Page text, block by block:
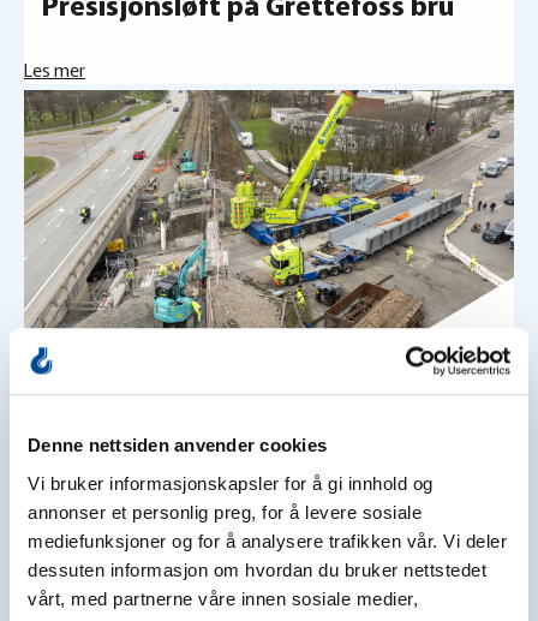
Denne nettsiden anvender cookies
Vi bruker informasjonskapsler for å gi innhold og
annonser et personlig preg, for å levere sosiale
mediefunksjoner og for å analysere trafikken vår. Vi deler
dessuten informasjon om hvordan du bruker nettstedet
vårt, med partnerne våre innen sosiale medier,
Les mer
Prosjekter
Byttet jernbanebro i Fredrikstad
Les mer